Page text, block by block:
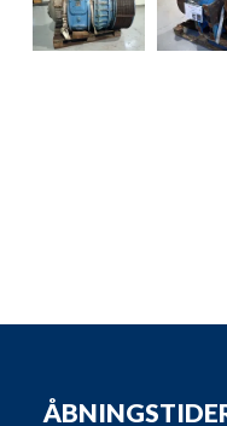
Dropdown
Dropdown